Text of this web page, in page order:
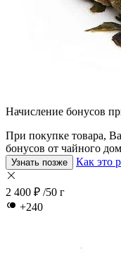
Начисление бонусов
При покупкe товара,
бонусов от чайного
Узнать позже Как это
2 400 ₽ /50 г
+240